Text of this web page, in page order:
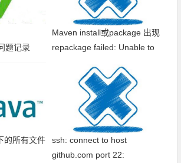
题记录
Maven install或package 出现
repackage failed: Unable to
的所有文件
ssh: connect to host
github.com port 22: